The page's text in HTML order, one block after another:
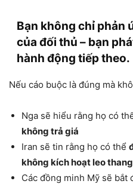
Bạn không chỉ phản
của đối thủ – bạn
hành động tiếp theo.
Nếu cáo buộc là đúng mà
Nga sẽ hiểu rằng họ có
không trả giá
Iran sẽ tin rằng họ có thể
không kích hoạt leo thang
Các đồng minh Mỹ sẽ bắt